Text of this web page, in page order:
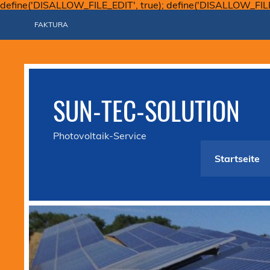
define('DISALLOW_FILE_EDIT', true);
FAKTURA
SUN-TEC-SOLUTION
Photovoltaik-Service
Startseite